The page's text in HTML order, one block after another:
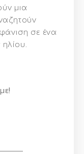
μια
σε ένα